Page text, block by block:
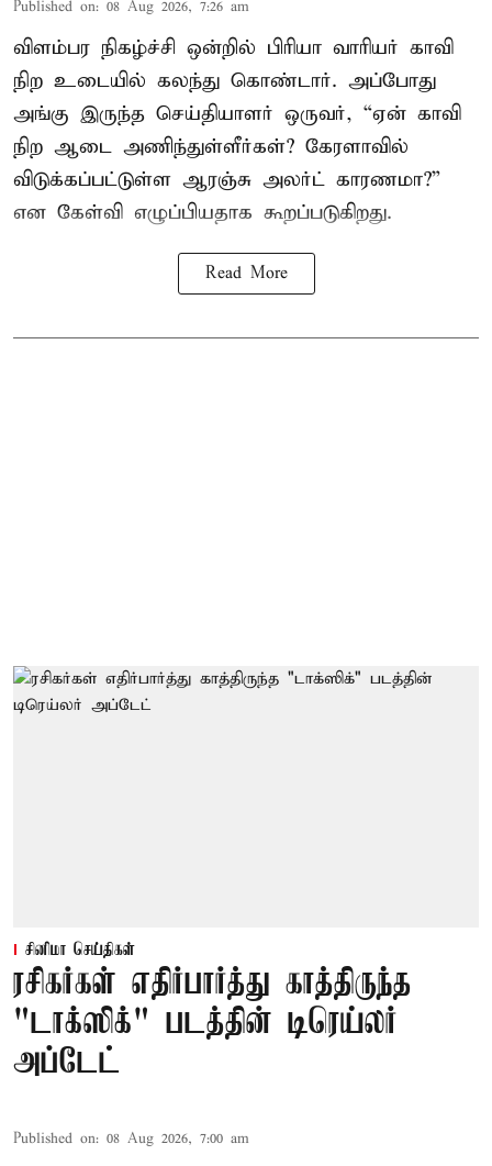
Published on: 08 Aug 2026, 7:26 am
விளம்பர நிகழ்ச்சி ஒன்றில் பிரியா வாரியர் காவி
நிற உடையில் கலந்து கொண்டார். அப்போது
அங்கு இருந்த செய்தியாளர் ஒருவர், “ஏன் காவி
நிற ஆடை அணிந்துள்ளீர்கள்? கேரளாவில்
விடுக்கப்பட்டுள்ள ஆரஞ்சு அலர்ட் காரணமா?”
என கேள்வி எழுப்பியதாக கூறப்படுகிறது.
Read More
சினிமா செய்திகள்
ரசிகர்கள் எதிர்பார்த்து காத்திருந்த
"டாக்ஸிக்" படத்தின் டிரெய்லர்
அப்டேட்
Published on: 08 Aug 2026, 7:00 am